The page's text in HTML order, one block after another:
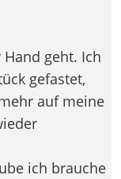
geht. Ich
gefastet,
auf meine
ich brauche